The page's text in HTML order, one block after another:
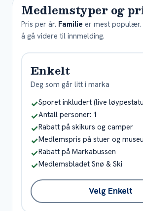
Medlemstyper og
Pris per år. Familie er mest
å gå videre til innmelding.
Enkelt
Deg som går litt i marka
✓Inkludert
Sporet inkludert (live
✓Inkludert
Antall personer: 1
✓Inkludert
Rabatt på skikurs og camper
✓Inkludert
Medlemspris på stuer og
✓Inkludert
Rabatt på Markabussen
✓Inkludert
Medlemsbladet Snø & Ski
Velg Enkelt